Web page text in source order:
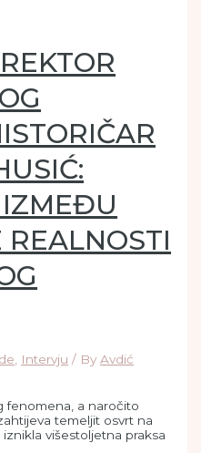
REALNOSTI
, Intervju / ByAvdić
fenomena, a naročito
temeljit osvrt na
višestoljetna praksa